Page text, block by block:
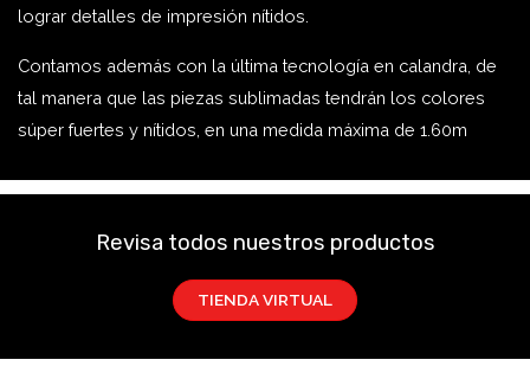
lograr detalles de impresión nítidos.
Contamos además con la última tecnología en calandra, de
tal manera que las piezas sublimadas tendrán los colores
súper fuertes y nítidos, en una medida máxima de 1.60m
Revisa todos nuestros productos
TIENDA VIRTUAL